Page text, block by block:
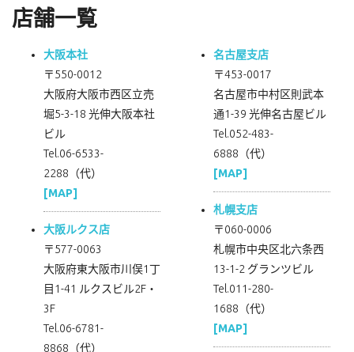
店舗一覧
大阪本社
〒550-0012
大阪府大阪市西区立売
堀5-3-18 光伸大阪本社
ビル
Tel.06-6533-
2288（代）
[MAP]
大阪ルクス店
〒577-0063
大阪府東大阪市川俣1丁
目1-41 ルクスビル2F・
3F
Tel.06-6781-
8868（代）
名古屋支店
〒453-0017
名古屋市中村区則武本
通1-39 光伸名古屋ビル
Tel.052-483-
6888（代）
[MAP]
札幌支店
〒060-0006
札幌市中央区北六条西
13-1-2 グランツビル
Tel.011-280-
1688（代）
[MAP]